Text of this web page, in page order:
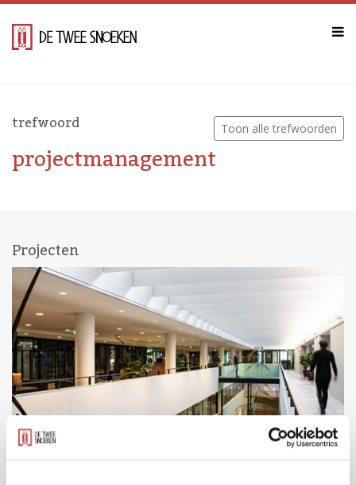
Toon alle trefwoorden
trefwoord
projectmanagement
Projecten